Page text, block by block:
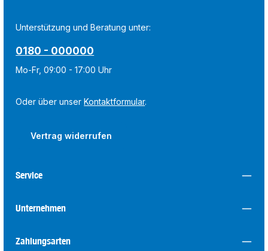
Unterstützung und Beratung unter:
0180 - 000000
Mo-Fr, 09:00 - 17:00 Uhr
Oder über unserKontaktformular.
Vertrag widerrufen
Service
Unternehmen
Zahlungsarten